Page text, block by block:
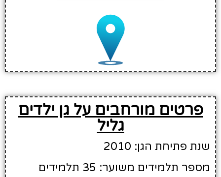
פרטים מורחבים על גן ילדים
גליל
שנת פתיחת הגן: 2010
מספר תלמידים משוער: 35 תלמידים